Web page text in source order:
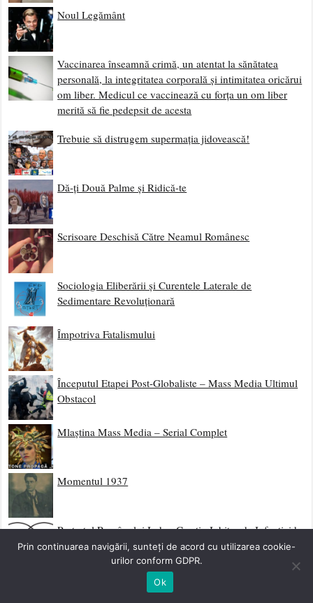
Noul Legământ
Vaccinarea înseamnă crimă, un atentat la sănătatea
personală, la integritatea corporală și intimitatea oricărui
om liber. Medicul ce vaccinează cu forța un om liber
merită să fie pedepsit de acesta
Trebuie să distrugem supermația jidovească!
Dă-ți Două Palme și Ridică-te
Scrisoare Deschisă Către Neamul Românesc
Sociologia Eliberării și Curentele Laterale de
Sedimentare Revoluționară
Împotriva Fatalismului
Începutul Etapei Post-Globaliste – Mass Media Ultimul
Obstacol
Mlaștina Mass Media – Serial Complet
Momentul 1937
Portretul Românului Iudeo-Creștin Iubitor de Infanticid
Manifest Împotriva Național-Sionismului din România
Prin continuarea navigării, sunteți de acord cu utilizarea cookie-
urilor conform GDPR.
Ok